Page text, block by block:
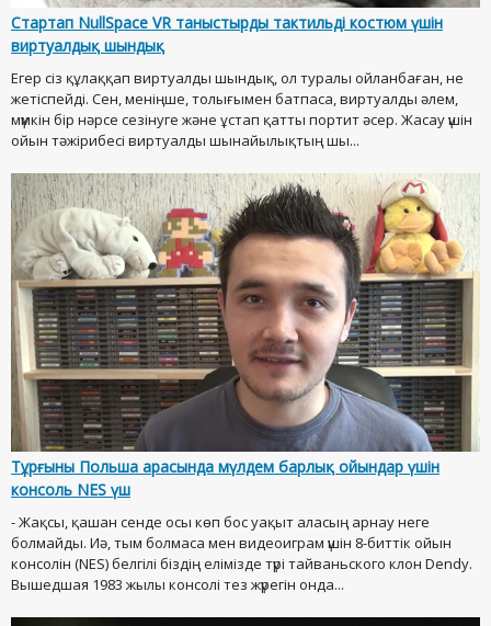
Стартап NullSpace VR таныстырды тактильді костюм үшін
виртуалдық шындық
Егер сіз құлаққап виртуалды шындық, ол туралы ойланбаған, не
жетіспейді. Сен, меніңше, толығымен батпаса, виртуалды әлем,
мүмкін бір нәрсе сезінуге және ұстап қатты портит әсер. Жасау үшін
ойын тәжірибесі виртуалды шынайылықтың шы...
Тұрғыны Польша арасында мүлдем барлық ойындар үшін
консоль NES үш
- Жақсы, қашан сенде осы көп бос уақыт аласың арнау неге
болмайды. Иә, тым болмаса мен видеоиграм үшін 8-биттік ойын
консолін (NES) белгілі біздің елімізде түрі тайваньского клон Dendy.
Вышедшая 1983 жылы консолі тез жүрегін онда...